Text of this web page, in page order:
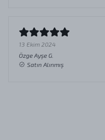
13 Ekim 2024
Özge Ayşe G.
Satın Alınmış